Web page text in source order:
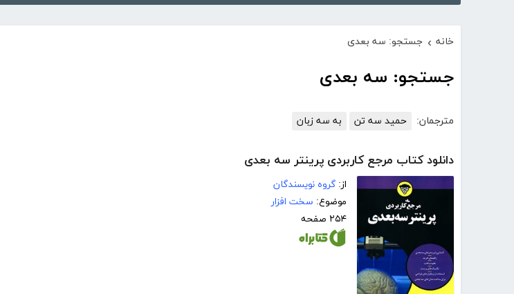
خانه › جستجو: سه بعدی
جستجو: سه بعدی
مترجمان: حمید سه تن به سه زبان
دانلود کتاب مرجع کاربردی پرینتر سه بعدی
از: گروه نویسندگان
موضوع: سخت افزار
۲۵۴ صفحه